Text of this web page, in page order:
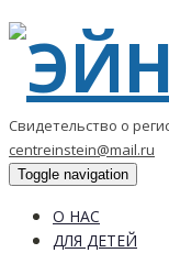
Свидетельство о
centreinstein@mail.ru
Toggle navigation
О НАС
ДЛЯ ДЕТЕЙ